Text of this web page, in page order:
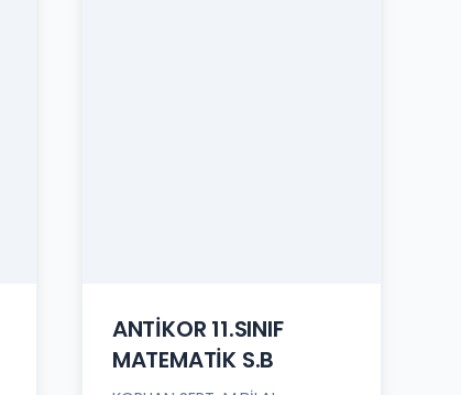
ANTİKOR 11.SINIF
MATEMATİK S.B